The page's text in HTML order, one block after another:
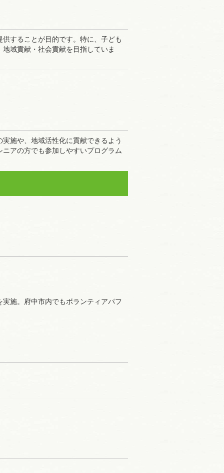
することが目的です。特に、子ども
域貢献・社会貢献を目指していま
施や、地域活性化に貢献できるよう
アの方でも参加しやすいプログラム
施。府中市内でもボランティアパフ